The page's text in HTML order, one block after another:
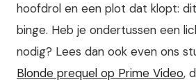
hoofdrol en een plot dat klopt:
binge. Heb je ondertussen een
nodig? Lees dan ook even ons
Blonde prequel op Prime Video,